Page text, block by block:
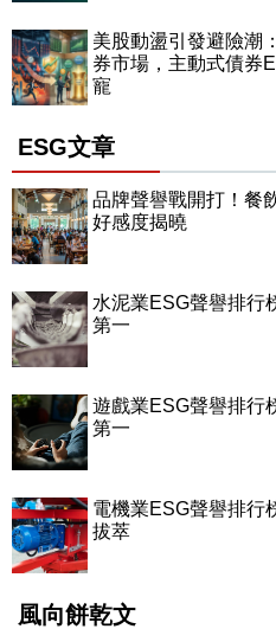
美股動盪引發避險潮
券市場，主動式債券
寵
ESG文章
品牌聲譽戰開打！餐
好感度揭曉
水泥業ESG聲譽排行
第一
遊戲業ESG聲譽排行
第一
電機業ESG聲譽排行
拔萃
風向餅乾文